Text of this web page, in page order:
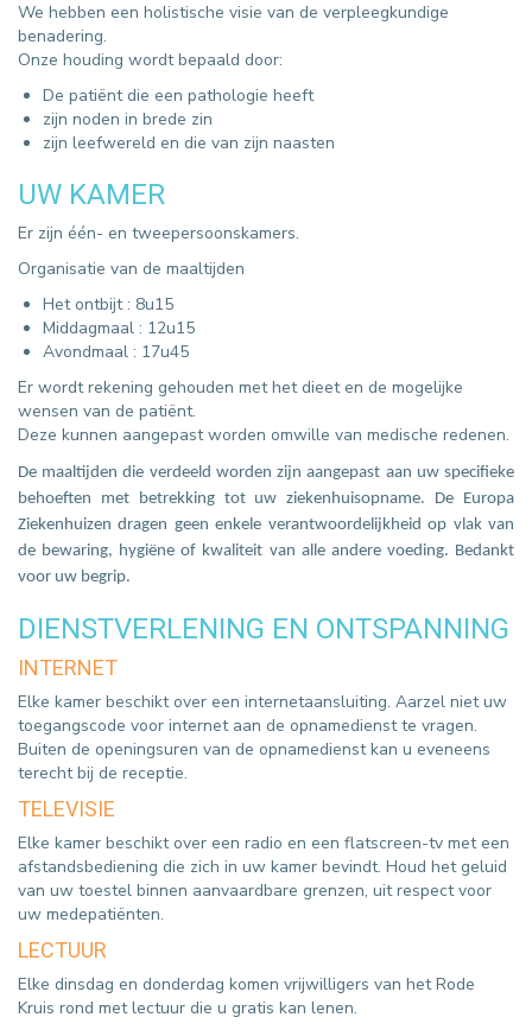
We hebben een holistische visie van de verpleegkundige
benadering.
Onze houding wordt bepaald door:
De patiënt die een pathologie heeft
zijn noden in brede zin
zijn leefwereld en die van zijn naasten
UW KAMER
Er zijn één- en tweepersoonskamers.
Organisatie van de maaltijden
Het ontbijt : 8u15
Middagmaal : 12u15
Avondmaal : 17u45
Er wordt rekening gehouden met het dieet en de mogelijke
wensen van de patiënt.
Deze kunnen aangepast worden omwille van medische redenen.
De maaltijden die verdeeld worden zijn aangepast aan uw specifieke
behoeften met betrekking tot uw ziekenhuisopname. De Europa
Ziekenhuizen dragen geen enkele verantwoordelijkheid op vlak van
de bewaring, hygiëne of kwaliteit van alle andere voeding. Bedankt
voor uw begrip.
DIENSTVERLENING EN ONTSPANNING
INTERNET
Elke kamer beschikt over een internetaansluiting. Aarzel niet uw
toegangscode voor internet aan de opnamedienst te vragen.
Buiten de openingsuren van de opnamedienst kan u eveneens
terecht bij de receptie.
TELEVISIE
Elke kamer beschikt over een radio en een flatscreen-tv met een
afstandsbediening die zich in uw kamer bevindt. Houd het geluid
van uw toestel binnen aanvaardbare grenzen, uit respect voor
uw medepatiënten.
LECTUUR
Elke dinsdag en donderdag komen vrijwilligers van het Rode
Kruis rond met lectuur die u gratis kan lenen.